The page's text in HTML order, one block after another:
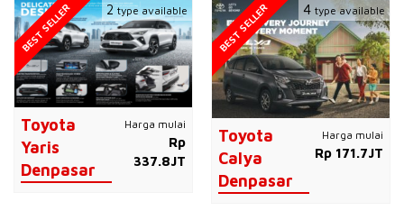
Toyota
Yaris
Denpasar
Harga mulai
Rp
337.8JT
BEST SELLER 2type available
Toyota
Calya
Denpasar
Harga mulai
Rp 171.7JT
BEST SELLER 4 type available